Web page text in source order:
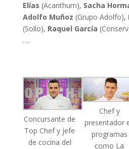
Elías (Acanthum), Sacha
Adolfo Muñoz (Grupo Adolfo),
(Sollo), Raquel García
….
Concursante de
Top Chef y jefe
de cocina del
Chef y
presentador
programas
como La